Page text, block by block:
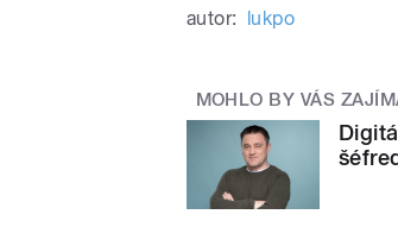
autor: lukpo
MOHLO BY VÁS